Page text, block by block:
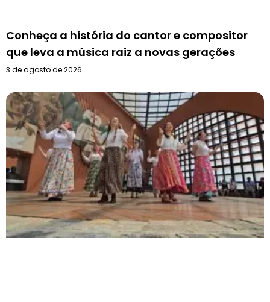
Conheça a história do cantor e compositor
que leva a música raiz a novas gerações
3 de agosto de 2026